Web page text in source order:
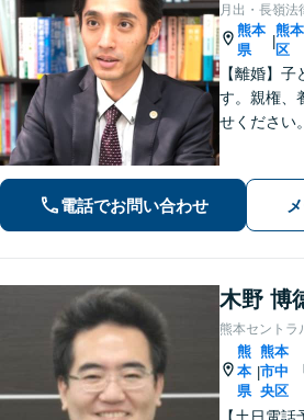
月出・長嶺法
熊本
県
|
熊
区
【離婚】
す。親権、
せください
いは豊富
電話でお問い合わせ
木野 博
熊本セントラ
熊
本
県
|
熊本
市中
央区